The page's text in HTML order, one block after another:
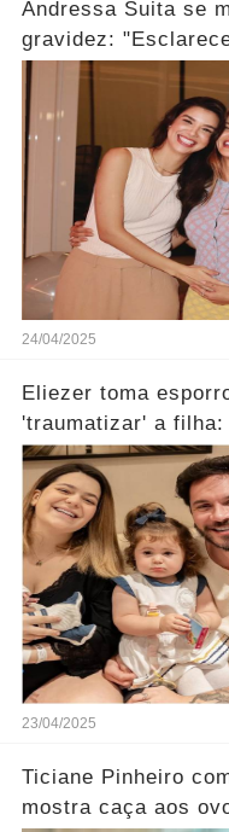
Andressa Suita se
gravidez:
24/04/2025
Eliezer toma
'traumatizar' a
mais
23/04/2025
Ticiane Pinheiro
mostra caça aos